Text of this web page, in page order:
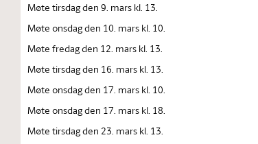
Møte tirsdag den 9. mars kl. 13.
Møte onsdag den 10. mars kl. 10.
Møte fredag den 12. mars kl. 13.
Møte tirsdag den 16. mars kl. 13.
Møte onsdag den 17. mars kl. 10.
Møte onsdag den 17. mars kl. 18.
Møte tirsdag den 23. mars kl. 13.